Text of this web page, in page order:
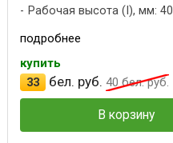
Рабочая высота (I), мм: 40
подробнее
купить
33
бел. руб. 40 бел. руб.
В корзину